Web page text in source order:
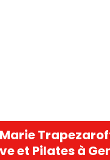
et Pilates à